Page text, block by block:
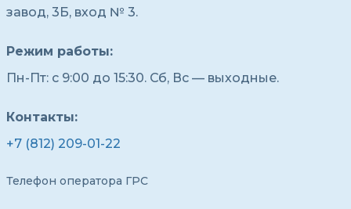
завод, 3Б, вход № 3.
Режим работы:
Пн-Пт: с 9:00 до 15:30. Сб, Вс — выходные.
Контакты:
+7 (812) 209-01-22
Телефон оператора ГРС